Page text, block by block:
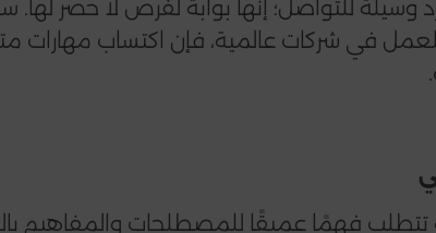
وسيلة للتواصل؛ إنها بوابة لفرص لا حصر لها.
في شركات عالمية، فإن اكتساب مهارات
فهمًا عميقًا للمصطلحات والمفاهيم